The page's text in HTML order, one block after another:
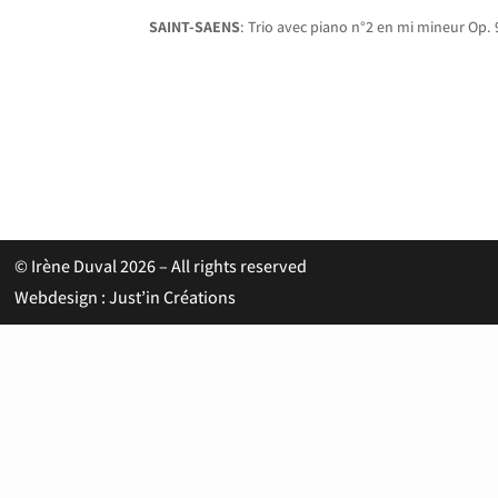
SAINT-SAENS: Trio avec piano n°2 en mi mineur Op.
© Irène Duval 2026 – All rights reserved
Webdesign : Just’in Créations